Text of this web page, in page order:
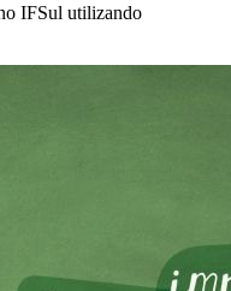
IFSul utilizando